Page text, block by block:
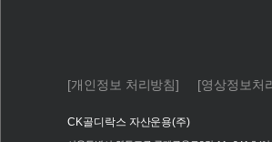
[개인정보 처리방침] [영상정보처
CK골디락스 자산운용(주)